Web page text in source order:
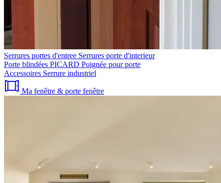
Serrures portes d'entree Serrures porte d'interieur
Porte blindées PICARD Poignée pour porte
Accessoires Serrure industriel
Ma fenêtre & porte fenêtre